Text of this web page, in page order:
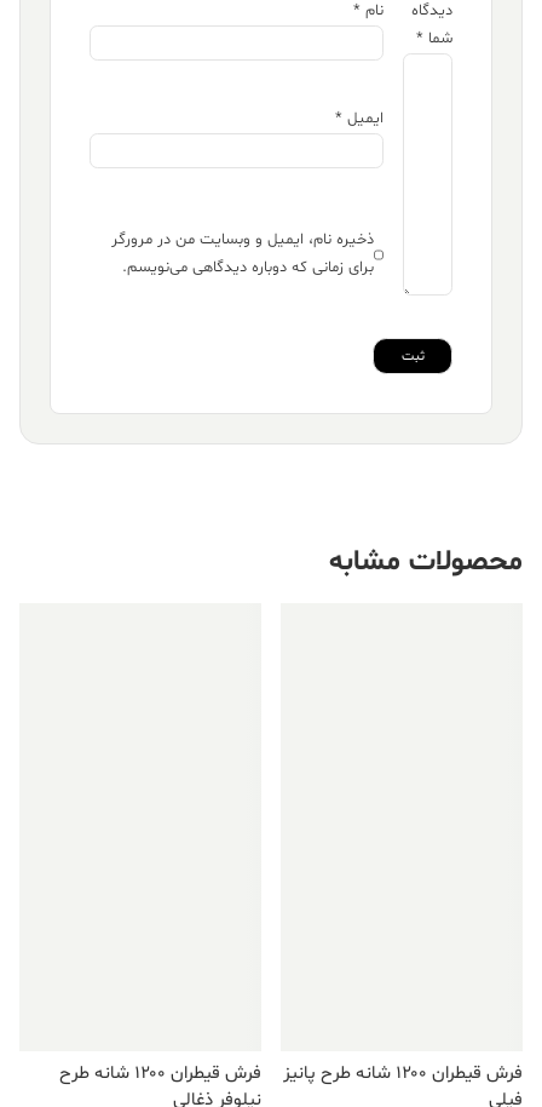
دیدگاه
شما *
نام *
ایمیل *
ذخیره نام، ایمیل و وبسایت من در مرورگر
برای زمانی که دوباره دیدگاهی می‌نویسم.
محصولات مشابه
فرش قیطران ۱۲۰۰ شانه طرح پانیز
فیلی
فرش قیطران ۱۲۰۰ شانه طرح
نیلوفر ذغالی